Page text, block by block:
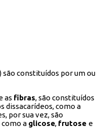
são constituídos por um ou
as fibras, são constituídos
dissacarídeos, como a
por sua vez, são
a glicose, frutose e